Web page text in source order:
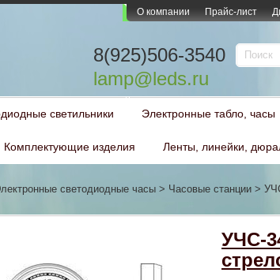
О компании Прайс-лист
8(925)506-3540
lamp@leds.ru
светильники Электронные табло, часы
Комплектующие изделия Ленты, линейки,
светодиодные часы > Часовые станции >
УЧС-